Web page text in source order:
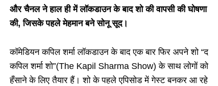
और चैनल ने हाल ही में लॉकडाउन के बाद शो की वापसी की घोषणा
की, जिसके पहले मेहमान बने सोनू सूद।
कॉमेडियन कपिल शर्मा लॉकडाउन के बाद एक बार फिर अपने शो “द
कपिल शर्मा शो”(The Kapil Sharma Show) के साथ लोगों को
हँसाने के लिए तैयार हैं। शो के पहले एपिसोड में गेस्ट बनकर आ रहे